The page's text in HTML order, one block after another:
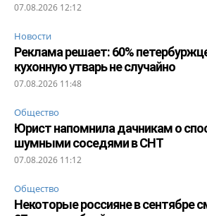
07.08.2026 12:12
Новости
Реклама решает: 60%
кухонную утварь не случайно
07.08.2026 11:48
Общество
Юрист напомнила дачникам о
шумными соседями в СНТ
07.08.2026 11:12
Общество
Некоторые россияне в сентябре